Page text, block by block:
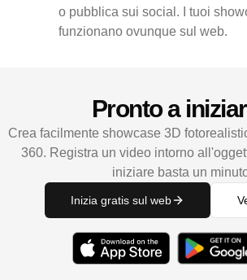
o pubblica sui social. I tuoi
funzionano ovunque sul web.
Pronto a
Crea facilmente showcase 3D
360. Registra un video intorno
iniziare basta un
Inizia gratis sul web